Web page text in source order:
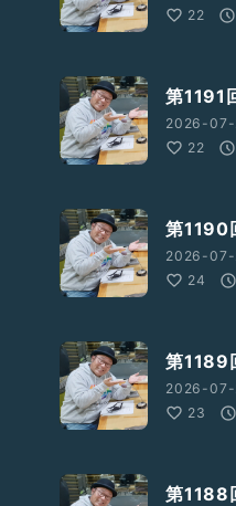
22
第1191
2026-
22
第1190
2026-07-
24
第1189
2026-
23
第1188